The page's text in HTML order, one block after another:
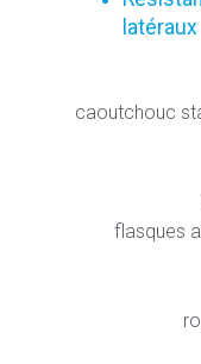
latéraux
caoutchouc
flasques